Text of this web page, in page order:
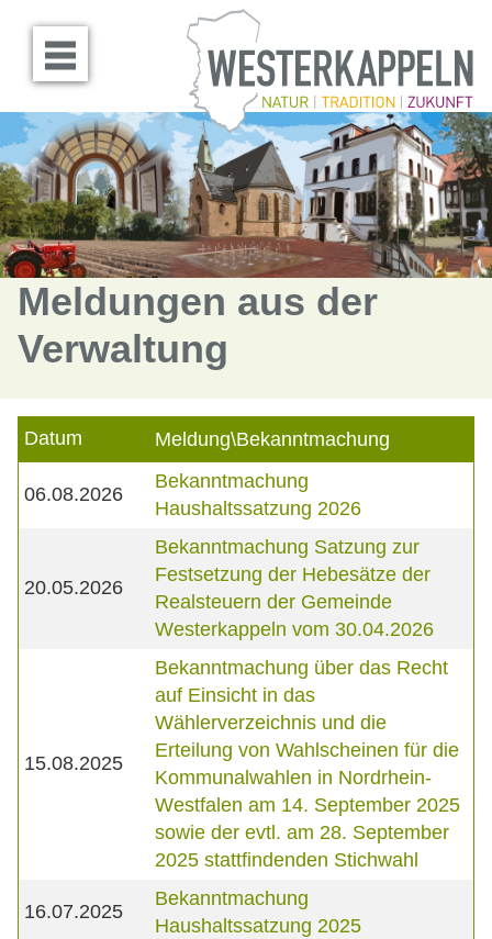
Menü öffnen
Meldungen aus der
Verwaltung
Datum Meldung\Bekanntmachung
06.08.2026
Bekanntmachung
Haushaltssatzung 2026
20.05.2026
Bekanntmachung Satzung zur
Festsetzung der Hebesätze der
Realsteuern der Gemeinde
Westerkappeln vom 30.04.2026
15.08.2025
Bekanntmachung über das Recht
auf Einsicht in das
Wählerverzeichnis und die
Erteilung von Wahlscheinen für die
Kommunalwahlen in Nordrhein-
Westfalen am 14. September 2025
sowie der evtl. am 28. September
2025 stattfindenden Stichwahl
16.07.2025
Bekanntmachung
Haushaltssatzung 2025